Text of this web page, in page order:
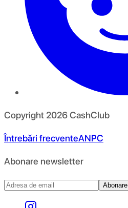
Copyright 2026CashClub
Întrebări frecventeANPC
Abonare newsletter
Abonare